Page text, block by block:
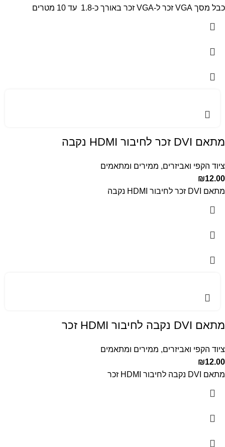
כבל מסך VGA זכר ל-VGA זכר באורך כ-1.8 עד 10 מטרים
מתאם DVI זכר לחיבור HDMI נקבה
ציוד הקפי ואביזרים, ממירים ומתאמים
₪12.00
מתאם DVI זכר לחיבור HDMI נקבה
מתאם DVI נקבה לחיבור HDMI זכר
ציוד הקפי ואביזרים, ממירים ומתאמים
₪12.00
מתאם DVI נקבה לחיבור HDMI זכר